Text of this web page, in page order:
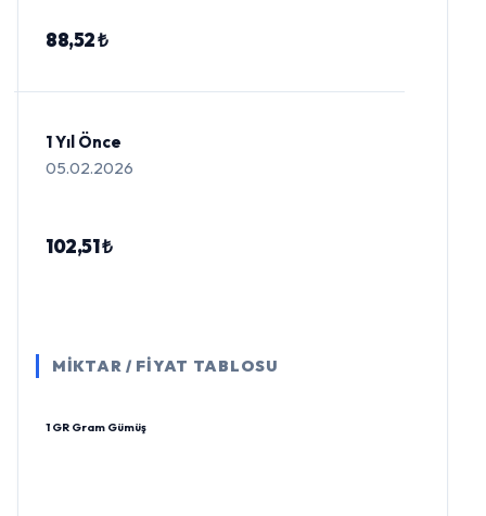
88,52 ₺
1 Yıl Önce
05.02.2026
102,51 ₺
MİKTAR / FİYAT TABLOSU
1 GR Gram Gümüş